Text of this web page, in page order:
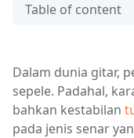
Table of content
Dalam dunia gitar,
sepele. Padahal,
bahkan kestabilan
pada jenis senar